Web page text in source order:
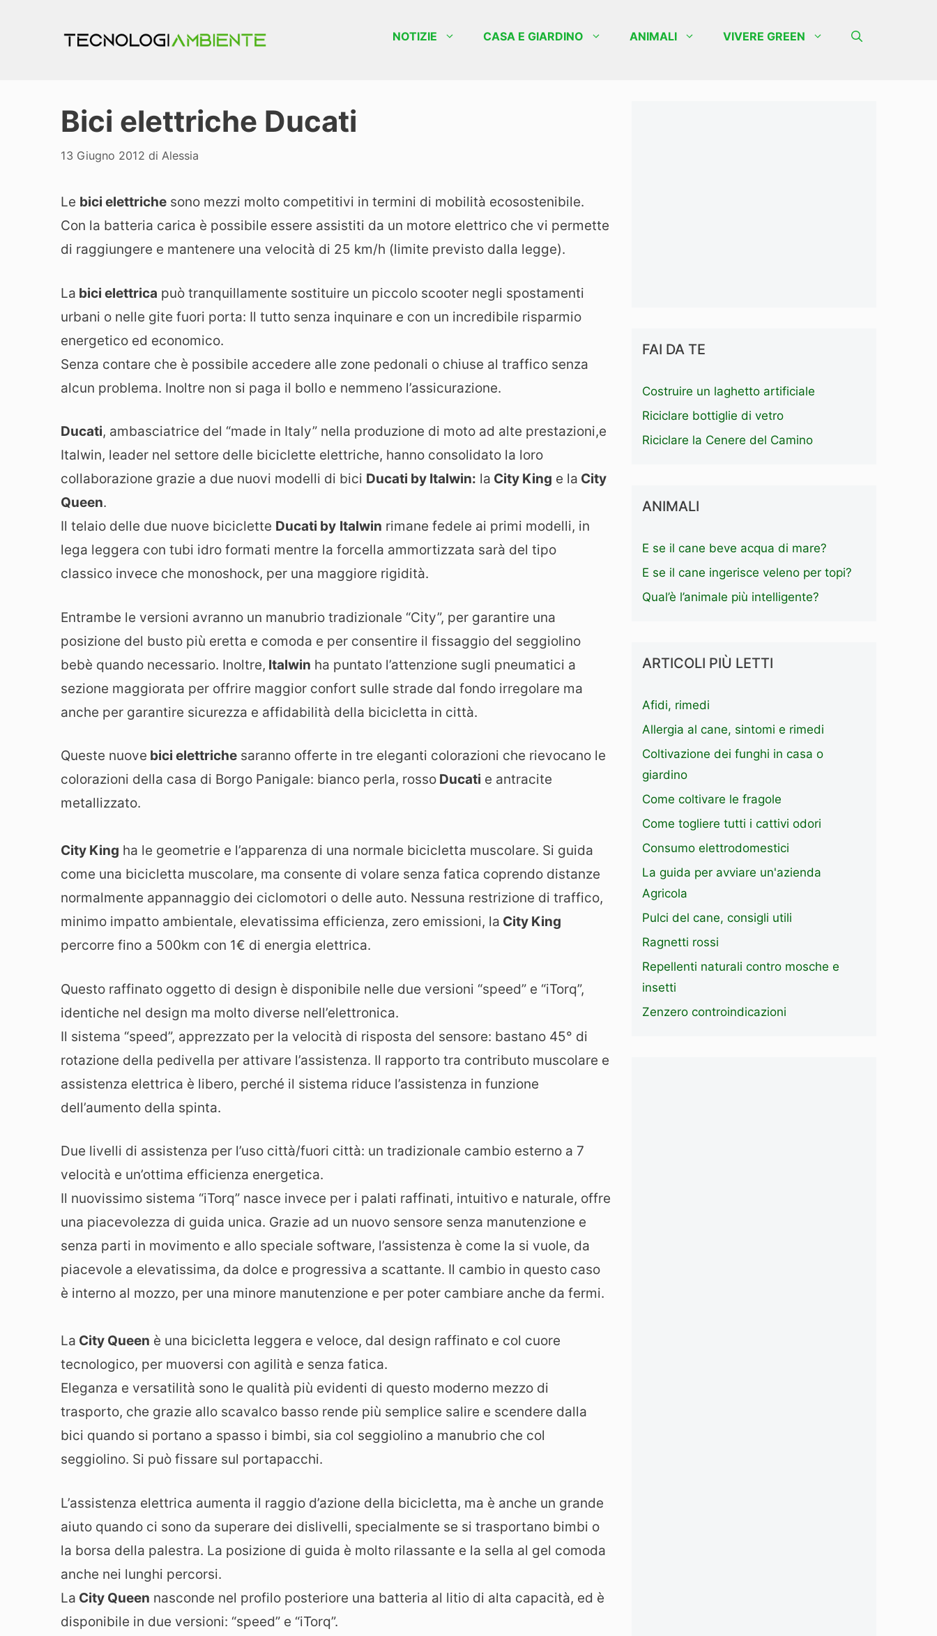
NOTIZIE CASA E GIARDINO ANIMALI VIVERE GREEN
Bici elettriche Ducati
13 Giugno 2012 di Alessia
Le bici elettriche sono mezzi molto competitivi in termini di mobilità ecosostenibile.
Con la batteria carica è possibile essere assistiti da un motore elettrico che vi permette
di raggiungere e mantenere una velocità di 25 km/h (limite previsto dalla legge).
La bici elettrica può tranquillamente sostituire un piccolo scooter negli spostamenti
urbani o nelle gite fuori porta: Il tutto senza inquinare e con un incredibile risparmio
energetico ed economico.
Senza contare che è possibile accedere alle zone pedonali o chiuse al traffico senza
alcun problema. Inoltre non si paga il bollo e nemmeno l’assicurazione.
Ducati, ambasciatrice del “made in Italy” nella produzione di moto ad alte prestazioni,e
Italwin, leader nel settore delle biciclette elettriche, hanno consolidato la loro
collaborazione grazie a due nuovi modelli di bici Ducati by Italwin: la City King e la City
Queen.
Il telaio delle due nuove biciclette Ducati by Italwin rimane fedele ai primi modelli, in
lega leggera con tubi idro formati mentre la forcella ammortizzata sarà del tipo
classico invece che monoshock, per una maggiore rigidità.
Entrambe le versioni avranno un manubrio tradizionale “City”, per garantire una
posizione del busto più eretta e comoda e per consentire il fissaggio del seggiolino
bebè quando necessario. Inoltre, Italwin ha puntato l’attenzione sugli pneumatici a
sezione maggiorata per offrire maggior confort sulle strade dal fondo irregolare ma
anche per garantire sicurezza e affidabilità della bicicletta in città.
Queste nuove bici elettriche saranno offerte in tre eleganti colorazioni che rievocano le
colorazioni della casa di Borgo Panigale: bianco perla, rosso Ducati e antracite
metallizzato.
City King ha le geometrie e l’apparenza di una normale bicicletta muscolare. Si guida
come una bicicletta muscolare, ma consente di volare senza fatica coprendo distanze
normalmente appannaggio dei ciclomotori o delle auto. Nessuna restrizione di traffico,
minimo impatto ambientale, elevatissima efficienza, zero emissioni, la City King
percorre fino a 500km con 1€ di energia elettrica.
Questo raffinato oggetto di design è disponibile nelle due versioni “speed” e “iTorq”,
identiche nel design ma molto diverse nell’elettronica.
Il sistema “speed”, apprezzato per la velocità di risposta del sensore: bastano 45° di
rotazione della pedivella per attivare l’assistenza. Il rapporto tra contributo muscolare e
assistenza elettrica è libero, perché il sistema riduce l’assistenza in funzione
dell’aumento della spinta.
Due livelli di assistenza per l’uso città/fuori città: un tradizionale cambio esterno a 7
velocità e un’ottima efficienza energetica.
Il nuovissimo sistema “iTorq” nasce invece per i palati raffinati, intuitivo e naturale, offre
una piacevolezza di guida unica. Grazie ad un nuovo sensore senza manutenzione e
senza parti in movimento e allo speciale software, l’assistenza è come la si vuole, da
piacevole a elevatissima, da dolce e progressiva a scattante. Il cambio in questo caso
è interno al mozzo, per una minore manutenzione e per poter cambiare anche da fermi.
La City Queen è una bicicletta leggera e veloce, dal design raffinato e col cuore
tecnologico, per muoversi con agilità e senza fatica.
Eleganza e versatilità sono le qualità più evidenti di questo moderno mezzo di
trasporto, che grazie allo scavalco basso rende più semplice salire e scendere dalla
bici quando si portano a spasso i bimbi, sia col seggiolino a manubrio che col
seggiolino. Si può fissare sul portapacchi.
L’assistenza elettrica aumenta il raggio d’azione della bicicletta, ma è anche un grande
aiuto quando ci sono da superare dei dislivelli, specialmente se si trasportano bimbi o
la borsa della palestra. La posizione di guida è molto rilassante e la sella al gel comoda
anche nei lunghi percorsi.
La City Queen nasconde nel profilo posteriore una batteria al litio di alta capacità, ed è
disponibile in due versioni: “speed” e “iTorq”.
FAI DA TE
Costruire un laghetto artificiale
Riciclare bottiglie di vetro
Riciclare la Cenere del Camino
ANIMALI
E se il cane beve acqua di mare?
E se il cane ingerisce veleno per topi?
Qual’è l’animale più intelligente?
ARTICOLI PIÙ LETTI
Afidi, rimedi
Allergia al cane, sintomi e rimedi
Coltivazione dei funghi in casa o
giardino
Come coltivare le fragole
Come togliere tutti i cattivi odori
Consumo elettrodomestici
La guida per avviare un'azienda
Agricola
Pulci del cane, consigli utili
Ragnetti rossi
Repellenti naturali contro mosche e
insetti
Zenzero controindicazioni